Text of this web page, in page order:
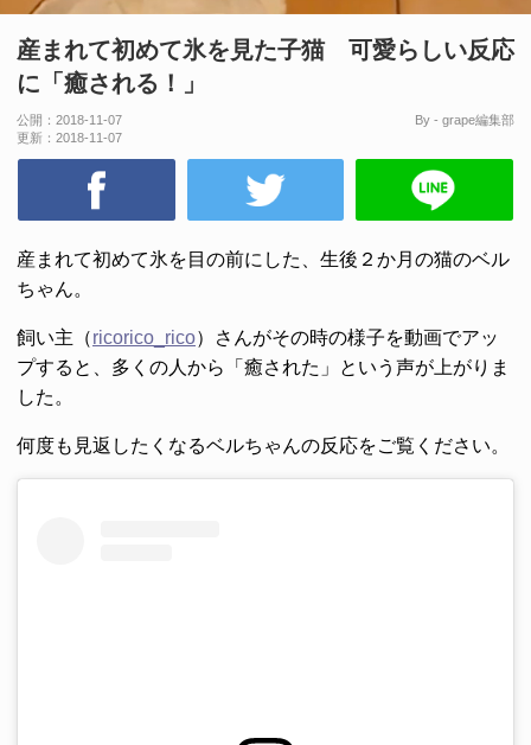
産まれて初めて氷を見た子猫 可愛らしい反応
に「癒される！」
公開： 2018-11-07
更新： 2018-11-07
By - grape編集部
産まれて初めて氷を目の前にした、生後２か月の猫のベル
ちゃん。
飼い主（ricorico_rico）さんがその時の様子を動画でアッ
プすると、多くの人から「癒された」という声が上がりま
した。
何度も見返したくなるベルちゃんの反応をご覧ください。